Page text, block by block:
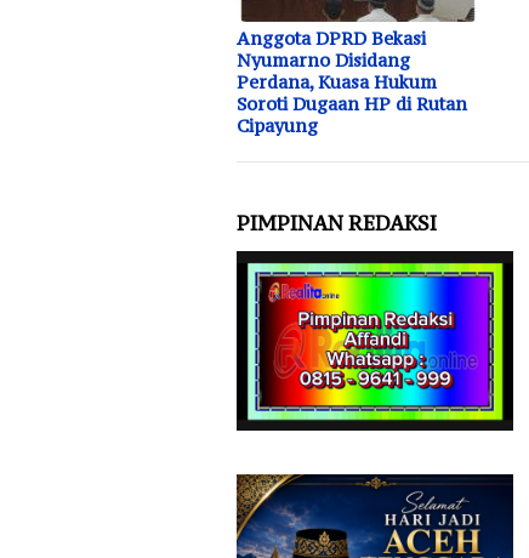
Anggota DPRD Bekasi
Nyumarno Disidang
Perdana, Kuasa Hukum
Soroti Dugaan HP di Rutan
Cipayung
PIMPINAN REDAKSI